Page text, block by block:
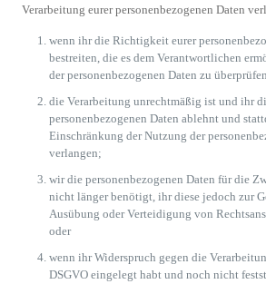
Verarbeitung eurer personenbezogenen Daten
wenn ihr die Richtigkeit eurer
bestreiten, die es dem Verantwortlichen
der personenbezogenen Daten zu
die Verarbeitung unrechtmäßig ist und ihr
personenbezogenen Daten ablehnt und
Einschränkung der Nutzung der
verlangen;
wir die personenbezogenen Daten für die
nicht länger benötigt, ihr diese jedoch zur
Ausübung oder Verteidigung von
oder
wenn ihr Widerspruch gegen die
DSGVO eingelegt habt und noch nicht